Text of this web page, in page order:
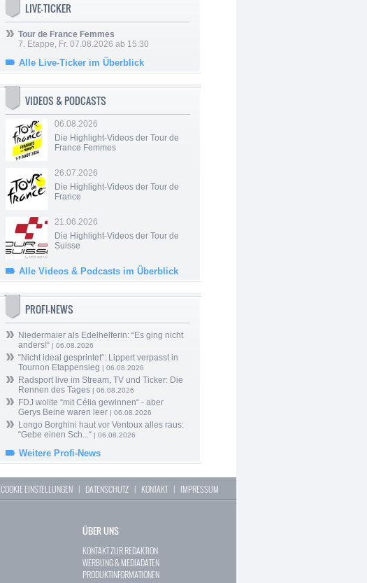
LIVE-TICKER
Tour de France Femmes
7. Etappe, Fr. 07.08.2026 ab 15:30
Alle Live-Ticker im Überblick
VIDEOS & PODCASTS
06.08.2026
Die Highlight-Videos der Tour de
France Femmes
26.07.2026
Die Highlight-Videos der Tour de
France
21.06.2026
Die Highlight-Videos der Tour de
Suisse
Alle Videos & Podcasts im Überblick
PROFI-NEWS
Niedermaier als Edelhelferin: “Es ging nicht
anders!“ | 06.08.2026
“Nicht ideal gesprintet“: Lippert verpasst in
Tournon Etappensieg | 06.08.2026
Radsport live im Stream, TV und Ticker: Die
Rennen des Tages | 06.08.2026
FDJ wollte “mit Célia gewinnen“ - aber
Gerys Beine waren leer | 06.08.2026
Longo Borghini haut vor Ventoux alles raus:
“Gebe einen Sch...“ | 06.08.2026
Weitere Profi-News
COOKIE EINSTELLUNGEN | DATENSCHUTZ | KONTAKT| IMPRESSUM
ÜBER UNS
KONTAKT ZUR REDAKTION
WERBUNG & MEDIADATEN
PRODUKTINFORMATIONEN